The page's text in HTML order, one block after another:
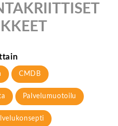
CMDB
Palvelumuotoilu